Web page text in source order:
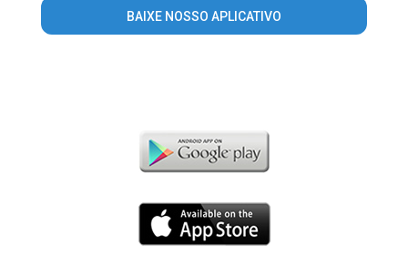
BAIXE NOSSO APLICATIVO